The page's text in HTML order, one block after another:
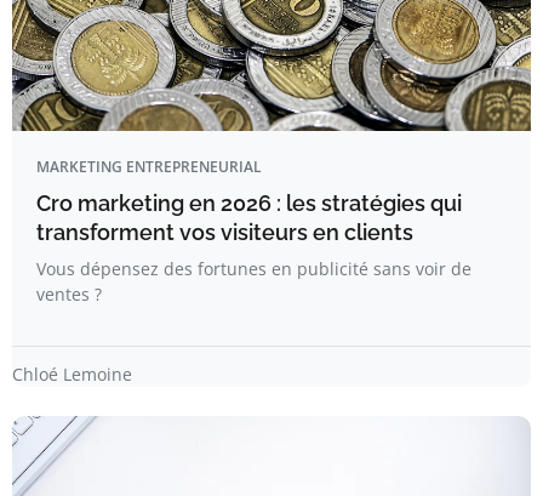
MARKETING ENTREPRENEURIAL
Cro marketing en 2026 : les stratégies qui
transforment vos visiteurs en clients
Vous dépensez des fortunes en publicité sans voir de
ventes ?
Chloé Lemoine